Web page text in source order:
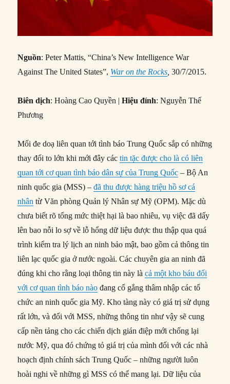
Nguồn: Peter Mattis, “China’s New Intelligence War
Against The United States”, War on the Rocks ,30/7/2015.
Biên dịch: Hoàng Cao Quyền |Hiệu đính: Nguyễn Thế
Phương
Mối đe doạ liên quan tới tình báo Trung Quốc sắp có những
thay đổi to lớn khi mới đây cáctin tặc được cho là có liên
quan tới cơ quan tình báo dân sự của Trung Quốc – Bộ An
ninh quốc gia (MSS) –đã thu được hàng triệu hồ sơ cá
nhân từ Văn phòng Quản lý Nhân sự Mỹ (OPM). Mặc dù
chưa biết rõ tổng mức thiệt hại là bao nhiêu, vụ việc đã dấy
lên bao nỗi lo sợ về lỗ hổng dữ liệu được thu thập qua quá
trình kiểm tra lý lịch an ninh bảo mật, bao gồm cả thông tin
liên lạc quốc gia ở nước ngoài. Các chuyên gia an ninh đã
đúng khi cho rằng loại thông tin này làcả một kho báu đối
với cơ quan tình báo nào đang cố gắng thâm nhập các tổ
chức an ninh quốc gia Mỹ. Kho tàng này có giá trị sử dụng
rất lớn, và đối với MSS, những thông tin như vậy sẽ cung
cấp nền tảng cho các chiến dịch gián điệp mới chống lại
nước Mỹ, qua đó chứng tỏ giá trị của mình đối với các nhà
hoạch định chính sách Trung Quốc – những người luôn
hoài nghi về những gì MSS có thể mang lại. Dữ liệu của